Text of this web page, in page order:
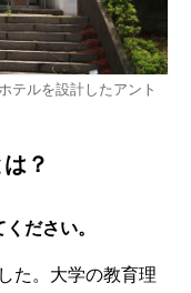
テルを設計したアント
？
ださい。
た。大学の教育理